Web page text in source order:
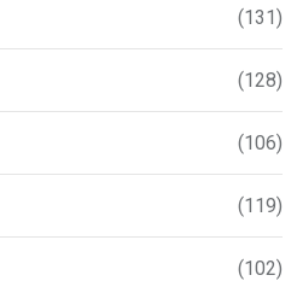
(131)
(128)
(106)
(119)
(102)